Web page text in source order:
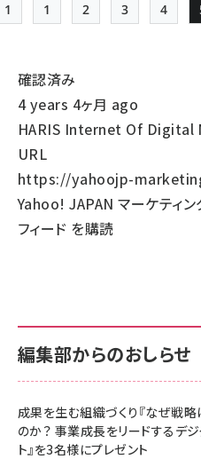
先頭ページ
1
Page
1
Page
2
Page
3
Page
4
確認済み
4 years 4ヶ月 ago
HARIS Internet Of Digital
URL
https://yahoojp-
Yahoo! JAPAN マーケティン
フィード を購読
編集部からのおしらせ
成果を生む組織づくり『なぜ戦
のか？ 事業成長をリードするデ
ト』を3名様にプレゼント